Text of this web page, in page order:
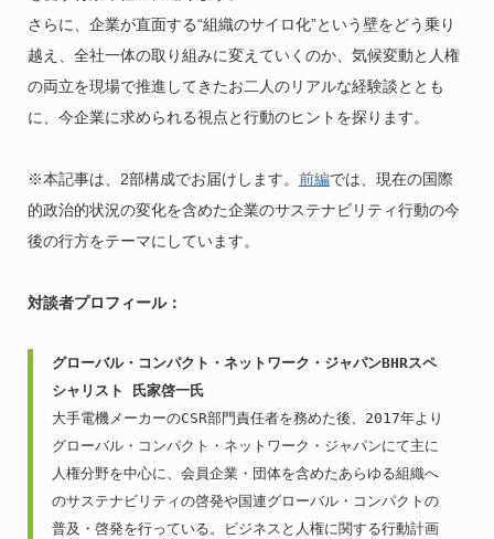
さらに、企業が直面する“組織のサイロ化”という壁をどう乗り
越え、全社一体の取り組みに変えていくのか、気候変動と人権
の両立を現場で推進してきたお二人のリアルな経験談ととも
に、今企業に求められる視点と行動のヒントを探ります。
※本記事は、2部構成でお届けします。 前編では、現在の国際
的政治的状況の変化を含めた企業のサステナビリティ行動の今
後の行方をテーマにしています。
対談者プロフィール：
グローバル・コンパクト・ネットワーク・ジャパンBHRスペ
シャリスト 氏家啓一氏
大手電機メーカーのCSR部門責任者を務めた後、2017年より
グローバル・コンパクト・ネットワーク・ジャパンにて主に
人権分野を中心に、会員企業・団体を含めたあらゆる組織へ
のサステナビリティの啓発や国連グローバル・コンパクトの
普及・啓発を行っている。ビジネスと人権に関する行動計画